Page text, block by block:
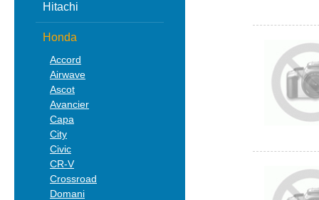
Hitachi
Honda
Accord
Airwave
Ascot
Avancier
Capa
City
Civic
CR-V
Crossroad
Domani